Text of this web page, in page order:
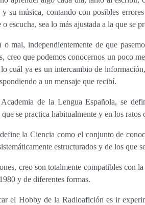
y su música, contando con posibles
escucha, sea lo más ajustada a la que se
mal, independientemente de que
creo que podemos conocernos un poco
cuál ya es un intercambio de
a un mensaje que recibí.
de la Lengua Española, se
se practica habitualmente y en los ratos
la Ciencia como el conjunto de
estructurados y de los que
creo son totalmente compatibles con
y de diferentes formas.
el Hobby de la Radioafición es ir